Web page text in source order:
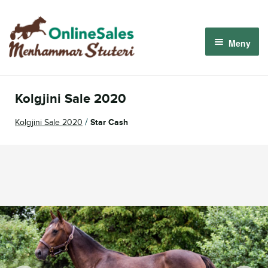
Hoppa
till
navigering
Hoppa
till
innehåll
Meny
Logga in
Kolgjini Sale 2020
Kolgjini Sale 2020 / Star Cash